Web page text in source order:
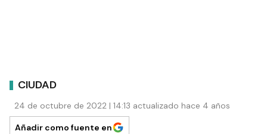
CIUDAD
24 de octubre de 2022 | 14:13 actualizado hace 4 años
Añadir como fuente en